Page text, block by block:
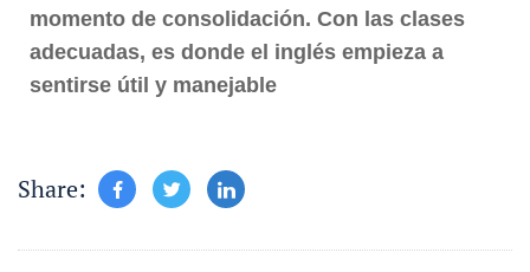
momento de consolidación. Con las clases
adecuadas, es donde el inglés empieza a
sentirse útil y manejable
Share: